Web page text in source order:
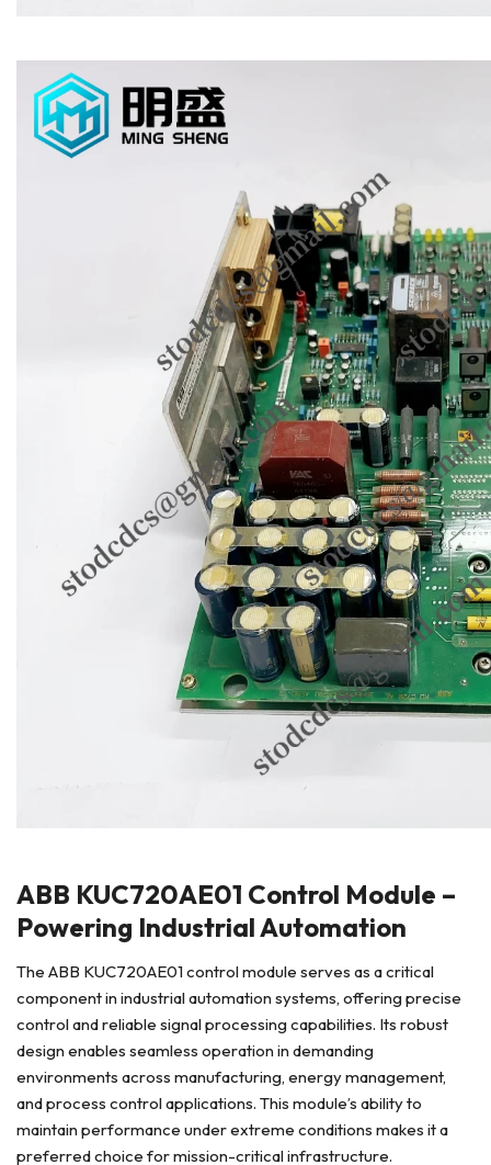
ABB KUC720AE01 Control Module –
Powering Industrial Automation
The ABB KUC720AE01 control module serves as a critical
component in industrial automation systems, offering precise
control and reliable signal processing capabilities. Its robust
design enables seamless operation in demanding
environments across manufacturing, energy management,
and process control applications. This module’s ability to
maintain performance under extreme conditions makes it a
preferred choice for mission-critical infrastructure.